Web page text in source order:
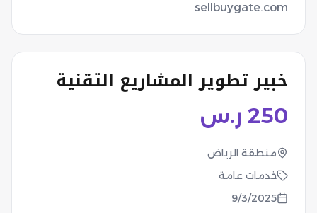
sellbuygate.com
خبير تطوير المشاريع التقنية
250 ر.س
منطقة الرياض
خدمات عامة
9/3/2025